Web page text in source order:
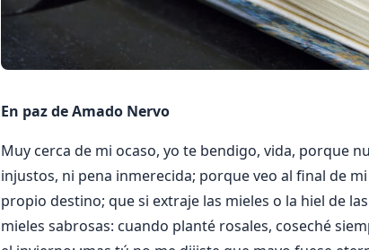
En paz de Amado Nervo
Muy cerca de mi ocaso, yo te bendigo, vida, porque
injustos, ni pena inmerecida; porque veo al final de
propio destino; que si extraje las mieles o la hiel de
mieles sabrosas: cuando planté rosales, coseché